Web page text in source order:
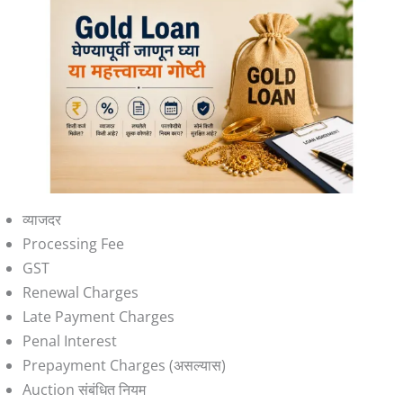
व्याजदर
Processing Fee
GST
Renewal Charges
Late Payment Charges
Penal Interest
Prepayment Charges (असल्यास)
Auction संबंधित नियम